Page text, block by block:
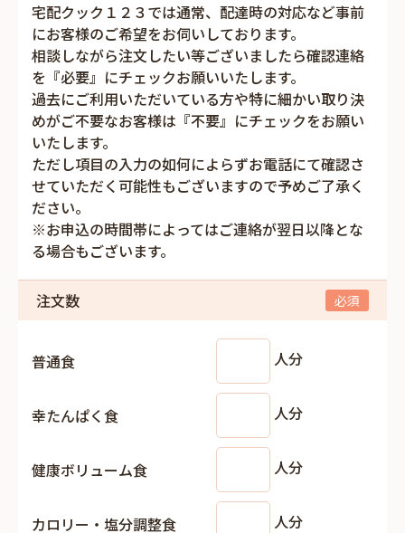
宅配クック１２３では通常、配達時の対応など事前
にお客様のご希望をお伺いしております。
相談しながら注文したい等ございましたら確認連絡
を『必要』にチェックお願いいたします。
過去にご利用いただいている方や特に細かい取り決
めがご不要なお客様は『不要』にチェックをお願い
いたします。
ただし項目の入力の如何によらずお電話にて確認さ
せていただく可能性もございますので予めご了承く
ださい。
※お申込の時間帯によってはご連絡が翌日以降とな
る場合もございます。
注文数
普通食 人分
幸たんぱく食 人分
健康ボリューム食 人分
カロリー・塩分調整食 人分